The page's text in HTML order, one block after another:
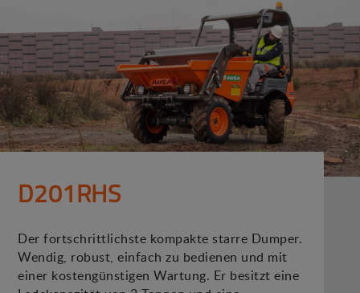
D201RHS
Der fortschrittlichste kompakte starre Dumper.
Wendig, robust, einfach zu bedienen und mit
einer kostengünstigen Wartung. Er besitzt eine